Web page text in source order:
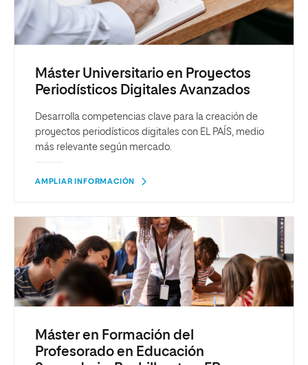
Máster Universitario en Proyectos
Periodísticos Digitales Avanzados
Desarrolla competencias clave para la creación de
proyectos periodísticos digitales con EL PAÍS, medio
más relevante según mercado.
AMPLIAR INFORMACIÓN
Máster en Formación del
Profesorado en Educación